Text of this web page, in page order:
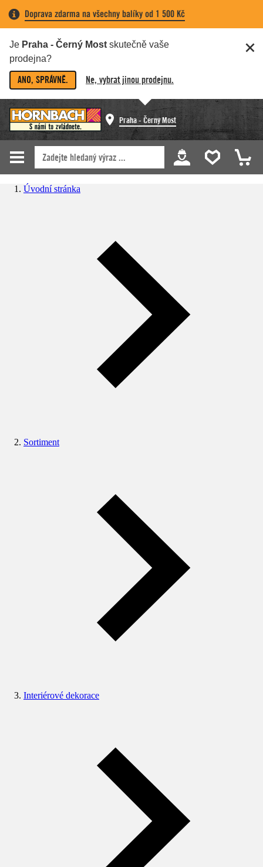
Doprava zdarma na všechny balíky od 1 500 Kč
Je Praha - Černý Most skutečně vaše
prodejna?
ANO, SPRÁVNĚ. Ne, vybrat jinou prodejnu.
Praha - Černý Most
Úvodní stránka
Sortiment
Interiérové dekorace